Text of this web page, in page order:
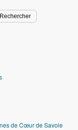
de Cœur de Savoie